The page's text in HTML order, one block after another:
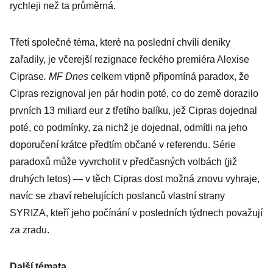
rychleji než ta průměrná.
Třetí společné téma, které na poslední chvíli deníky
zařadily, je včerejší rezignace řeckého premiéra Alexise
Ciprase. MF Dnes celkem vtipně připomíná paradox, že
Cipras rezignoval jen pár hodin poté, co do země dorazilo
prvních 13 miliard eur z třetího balíku, jež Cipras dojednal
poté, co podmínky, za nichž je dojednal, odmítli na jeho
doporučení krátce předtím občané v referendu. Série
paradoxů může vyvrcholit v předčasných volbách (již
druhých letos) — v těch Cipras dost možná znovu vyhraje,
navíc se zbaví rebelujících poslanců vlastní strany
SYRIZA, kteří jeho počínání v posledních týdnech považují
za zradu.